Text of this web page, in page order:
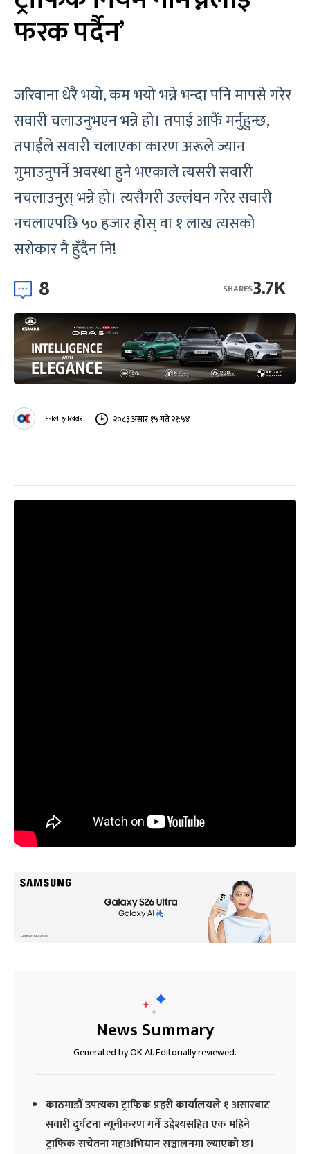
फरक पर्दैन’
जरिवाना धेरै भयो, कम भयो भन्ने भन्दा पनि मापसे गरेर
सवारी चलाउनुभएन भन्ने हो। तपाईं आफैं मर्नुहुन्छ,
तपाईंले सवारी चलाएका कारण अरूले ज्यान
गुमाउनुपर्ने अवस्था हुने भएकाले त्यसरी सवारी
नचलाउनुस् भन्ने हो। त्यसैगरी उल्लंघन गरेर सवारी
नचलाएपछि ५० हजार होस् वा १ लाख त्यसको
सरोकार नै हुँदैन नि!
8 3.7K
SHARES
अनलाइनखबर २०८३ असार १५ गते २१:५४
News Summary
Generated by OK AI. Editorially reviewed.
काठमाडौं उपत्यका ट्राफिक प्रहरी कार्यालयले १ असारबाट
सवारी दुर्घटना न्यूनीकरण गर्ने उद्देश्यसहित एक महिने
ट्राफिक सचेतना महाअभियान सञ्चालनमा ल्याएको छ।